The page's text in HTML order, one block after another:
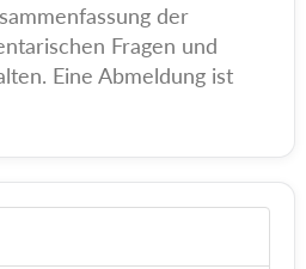
der
Fragen und
Eine Abmeldung ist